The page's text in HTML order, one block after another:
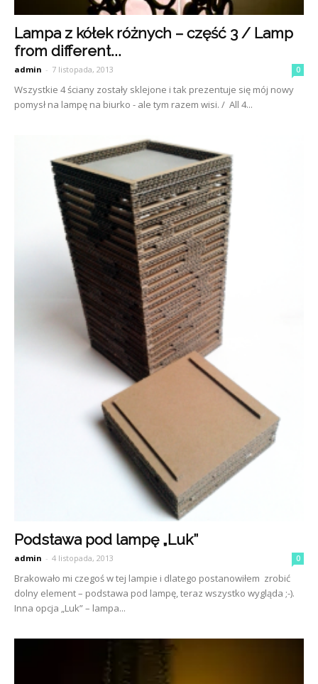
Lampa z kółek różnych – część 3 / Lamp
from different...
admin - 7 listopada, 2013 0
Wszystkie 4 ściany zostały sklejone i tak prezentuje się mój nowy
pomysł na lampę na biurko - ale tym razem wisi. / All 4...
Podstawa pod lampę „Luk”
admin - 4 listopada, 2013 0
Brakowało mi czegoś w tej lampie i dlatego postanowiłem zrobić
dolny element – podstawa pod lampę, teraz wszystko wygląda ;-).
Inna opcja „Luk” – lampa...